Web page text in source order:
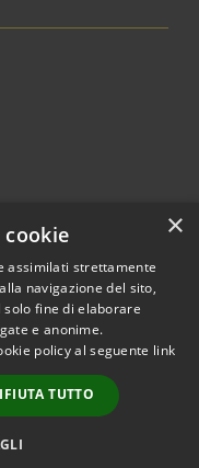
×
assimilati strettamente
navigazione del sito,
solo fine di elaborare
e anonime.
policy al seguente link
TUTTO